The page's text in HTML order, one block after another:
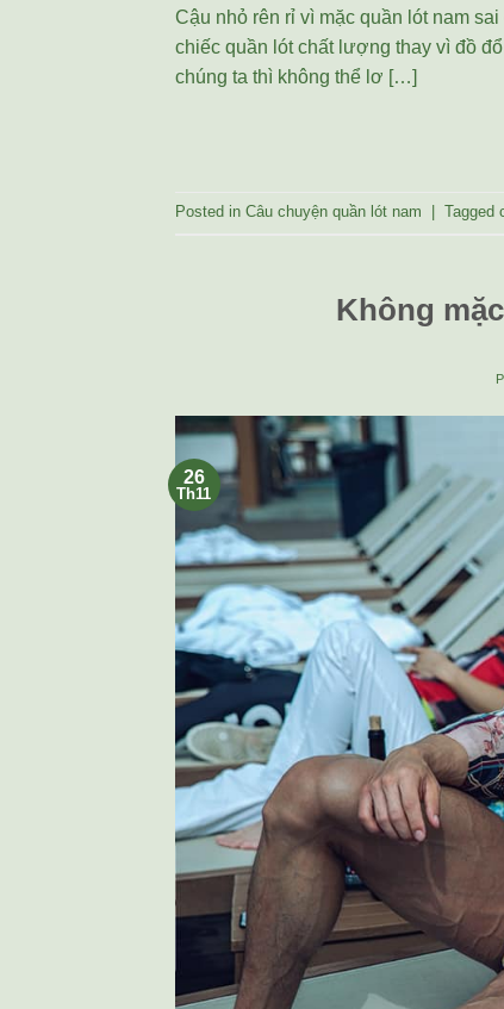
Cậu nhỏ rên rỉ vì mặc quần lót nam
chiếc quần lót chất lượng thay vì đồ
chúng ta thì không thể lơ […]
Posted in Câu chuyện quần lót nam Tagged
Không
26
Th11